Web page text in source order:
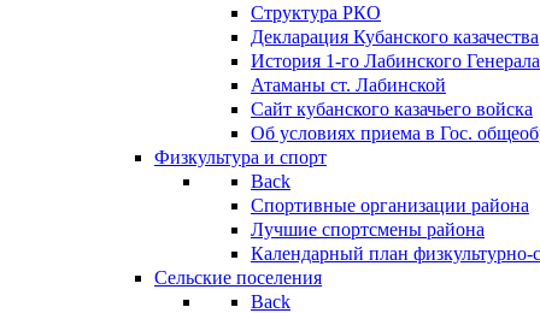
Структура РКО
Декларация Кубанского казачества
История 1-го Лабинского
Атаманы ст. Лабинской
Cайт кубанского казачьего войска
Об условиях приема в Гос.
Физкультура и спорт
Back
Спортивные организации района
Лучшие спортсмены района
Календарный план
Сельские поселения
Back